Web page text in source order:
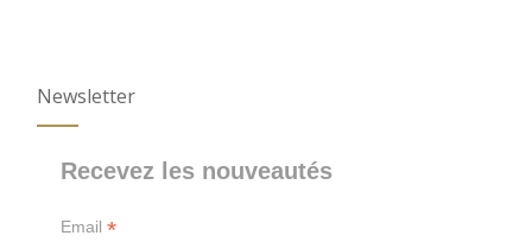
Newsletter
Recevez les nouveautés
Email*